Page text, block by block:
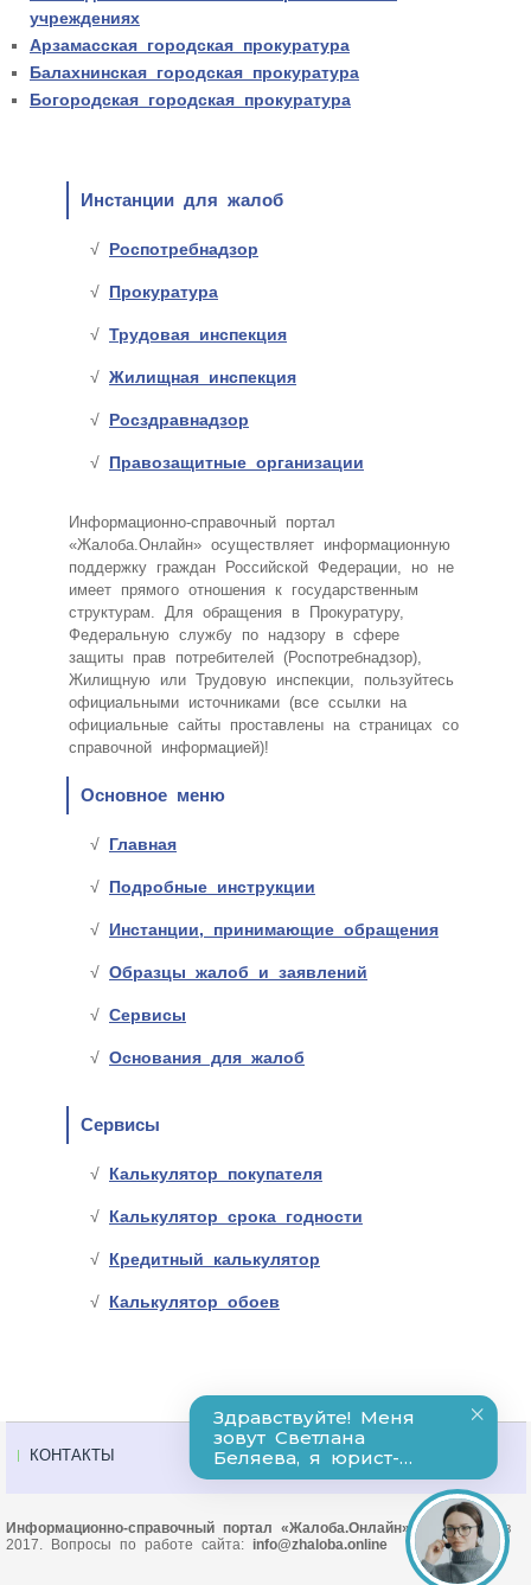
учреждениях
Арзамасская городская прокуратура
Балахнинская городская прокуратура
Богородская городская прокуратура
Инстанции для жалоб
Роспотребнадзор
Прокуратура
Трудовая инспекция
Жилищная инспекция
Росздравнадзор
Правозащитные организации
Информационно-справочный портал
«Жалоба.Онлайн» осуществляет информационную
поддержку граждан Российской Федерации, но не
имеет прямого отношения к государственным
структурам. Для обращения в Прокуратуру,
Федеральную службу по надзору в сфере
защиты прав потребителей (Роспотребнадзор),
Жилищную или Трудовую инспекции, пользуйтесь
официальными источниками (все ссылки на
официальные сайты проставлены на страницах со
справочной информацией)!
Основное меню
Главная
Подробные инструкции
Инстанции, принимающие обращения
Образцы жалоб и заявлений
Сервисы
Основания для жалоб
Сервисы
Калькулятор покупателя
Калькулятор срока годности
Кредитный калькулятор
Калькулятор обоев
КОНТАКТЫ
Информационно-справочный портал «Жалоба.Онлайн»© Основан в
2017. Вопросы по работе сайта: info@zhaloba.online